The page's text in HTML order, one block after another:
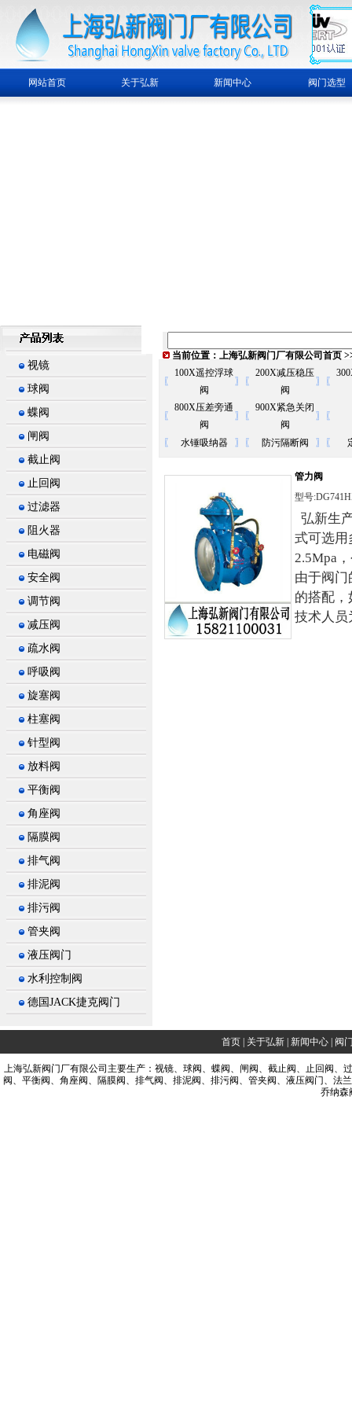
网站首页 关于弘新 新闻中心 阀门选型
视镜
球阀
蝶阀
闸阀
截止阀
止回阀
过滤器
阻火器
电磁阀
安全阀
调节阀
减压阀
疏水阀
呼吸阀
旋塞阀
柱塞阀
针型阀
放料阀
平衡阀
角座阀
隔膜阀
排气阀
排泥阀
排污阀
管夹阀
液压阀门
水利控制阀
德国JACK捷克阀门
当前位置： 上海弘新阀门厂有限公司首页
〖
100X遥控浮球
阀
〗 〖
200X减压稳压
阀
〗 〖
〖
800X压差旁通
阀
〗 〖
900X紧急关闭
阀
〗 〖
〖 水锤吸纳器 〗 〖 防污隔断阀 〗 〖
管力阀
型号
弘新生
式可选用
2.5Mpa
由于阀
的搭配
技术人员
首页 关于弘新 新闻中心 阀
上海弘新阀门厂有限公司主要生产： 视镜、 球阀、 蝶阀、 闸阀、截止阀、止回阀、
阀、平衡阀、角座阀、隔膜阀、排气阀、排泥阀、排污阀、管夹阀、液压阀门、法
乔纳森